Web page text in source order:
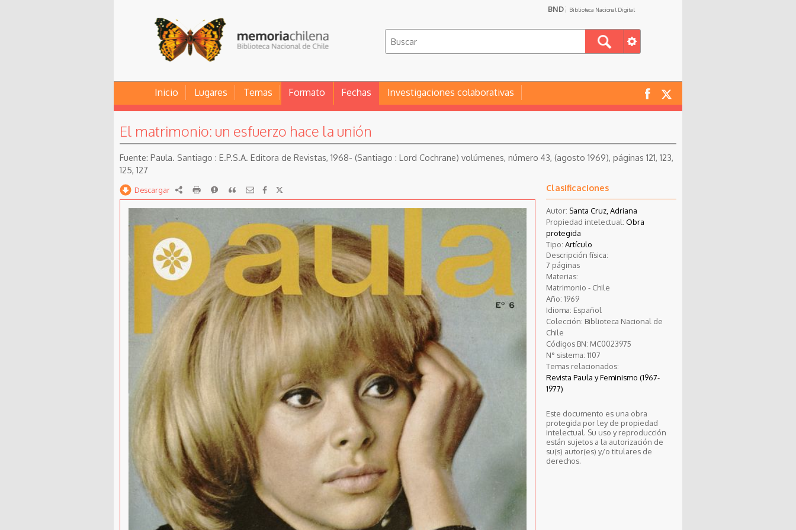
BND Biblioteca Nacional Digital
Inicio Lugares Temas Formato Fechas Investigaciones colaborativas
El matrimonio: un esfuerzo hace la unión
Paula. Santiago : E.P.S.A. Editora de Revistas, 1968- (Santiago : Lord Cochrane) volúmenes, número 43, (agosto 1969), páginas 121, 123,
125, 127
Descargar RDF imprimirReportarCitar Clasificaciones
Autor: Santa Cruz, Adriana
Propiedad intelectual: Obra
protegida
Tipo: Artículo
Descripción física:
7 páginas
Materias:
Matrimonio - Chile
Año: 1969
Idioma: Español
Colección: Biblioteca Nacional de
Chile
Códigos BN: MC0023975
N° sistema: 1107
Temas relacionados:
Revista Paula y Feminismo (1967-
1977)
Este documento es una obra
protegida por ley de propiedad
intelectual. Su uso y reproducción
están sujetos a la autorización de
su(s) autor(es) y/o titulares de
derechos.